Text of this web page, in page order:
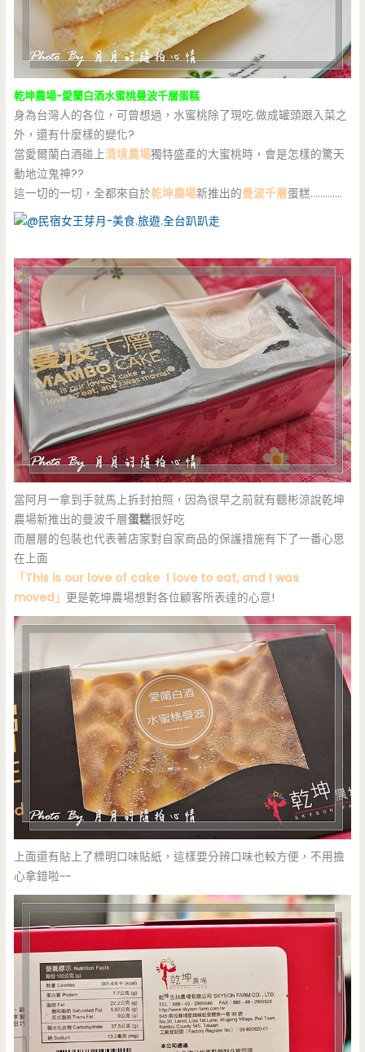
乾坤農場-愛蘭白酒水蜜桃曼波千層蛋糕
身為台灣人的各位，可曾想過，水蜜桃除了現吃.做成罐頭跟入菜之
外，還有什麼樣的變化?
當愛爾蘭白酒碰上清境農場獨特盛產的大蜜桃時，會是怎樣的驚天
動地泣鬼神??
這一切的一切，全都來自於乾坤農場新推出的曼波千層蛋糕………….
當阿月一拿到手就馬上拆封拍照，因為很早之前就有聽彬涼說乾坤
農場新推出的曼波千層蛋糕很好吃
而層層的包裝也代表著店家對自家商品的保護措施有下了一番心思
在上面
「This is our love of cake I love to eat, and I was
moved」 更是乾坤農場想對各位顧客所表達的心意!
上面還有貼上了標明口味貼紙，這樣要分辨口味也較方便，不用擔
心拿錯啦~~